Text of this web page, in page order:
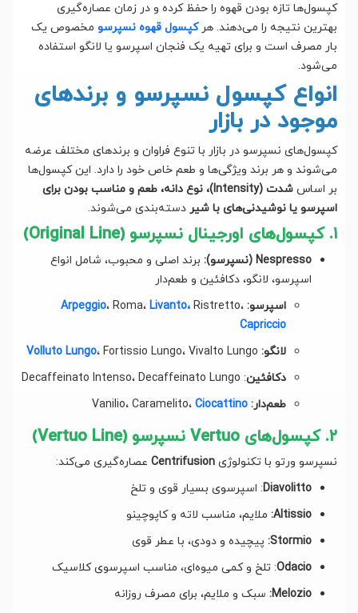
کپسول‌ها تازه بودن قهوه را حفظ کرده و در زمان عصاره‌گیری
بهترین نتیجه را می‌دهند. هر کپسول قهوه نسپرسو مخصوص یک
بار مصرف است و برای تهیه یک فنجان اسپرسو یا لانگو استفاده
می‌شود.
انواع کپسول نسپرسو و برندهای
موجود در بازار
کپسول‌های نسپرسو در بازار با تنوع فراوان و برندهای مختلف عرضه
می‌شوند و هر برند ویژگی‌ها و طعم خاص خود را دارد. این کپسول‌ها
بر اساس
شدت (Intensity)، نوع دانه، طعم و مناسب بودن برای
اسپرسو یا نوشیدنی‌های با شیر دسته‌بندی می‌شوند.
۱. کپسول‌های اورجینال نسپرسو (Original Line)
Nespresso (نسپرسو):
برند اصلی و محبوب، شامل انواع
اسپرسو، لانگو، دکافئین و طعم‌دار
اسپرسو:
Arpeggio، Roma، Livanto، Ristretto،
Capriccio
لانگو:
Volluto Lungo، Fortissio Lungo، Vivalto Lungo
دکافئین: Decaffeinato Intenso، Decaffeinato Lungo
طعم‌دار: Ciocattino
۲. کپسول‌های Vertuo نسپرسو (Vertuo Line)
نسپرسو ورتو با تکنولوژی Centrifusion عصاره‌گیری می‌کند:
Diavolitto: اسپرسوی بسیار قوی و تلخ
Altissio: ملایم، مناسب لاته و کاپوچینو
Stormio: پیچیده و دودی، با عطر قوی
Odacio: تلخ و کمی میوه‌ای، مناسب اسپرسوی کلاسیک
Melozio: سبک و ملایم، برای مصرف روزانه